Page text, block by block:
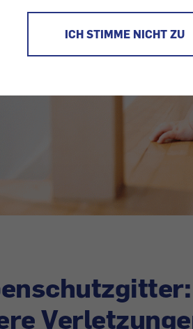
ICH STIMME NICHT ZU